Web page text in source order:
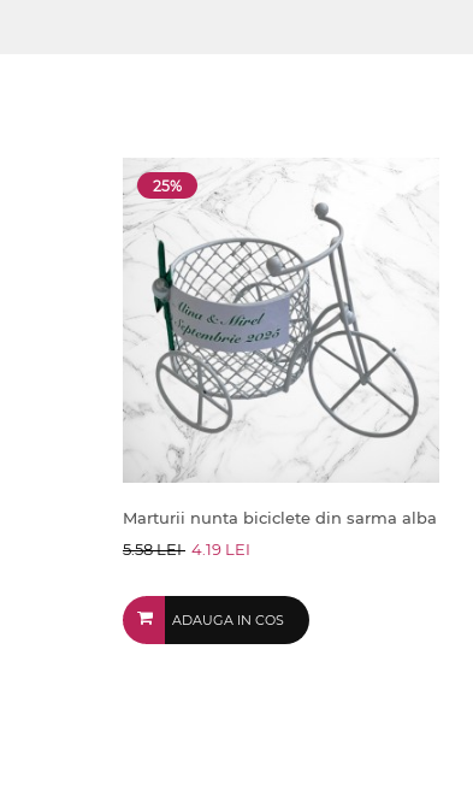
25%
Marturii nunta biciclete din sarma alba
5.58 LEI 4.19 LEI
ADAUGA IN COS